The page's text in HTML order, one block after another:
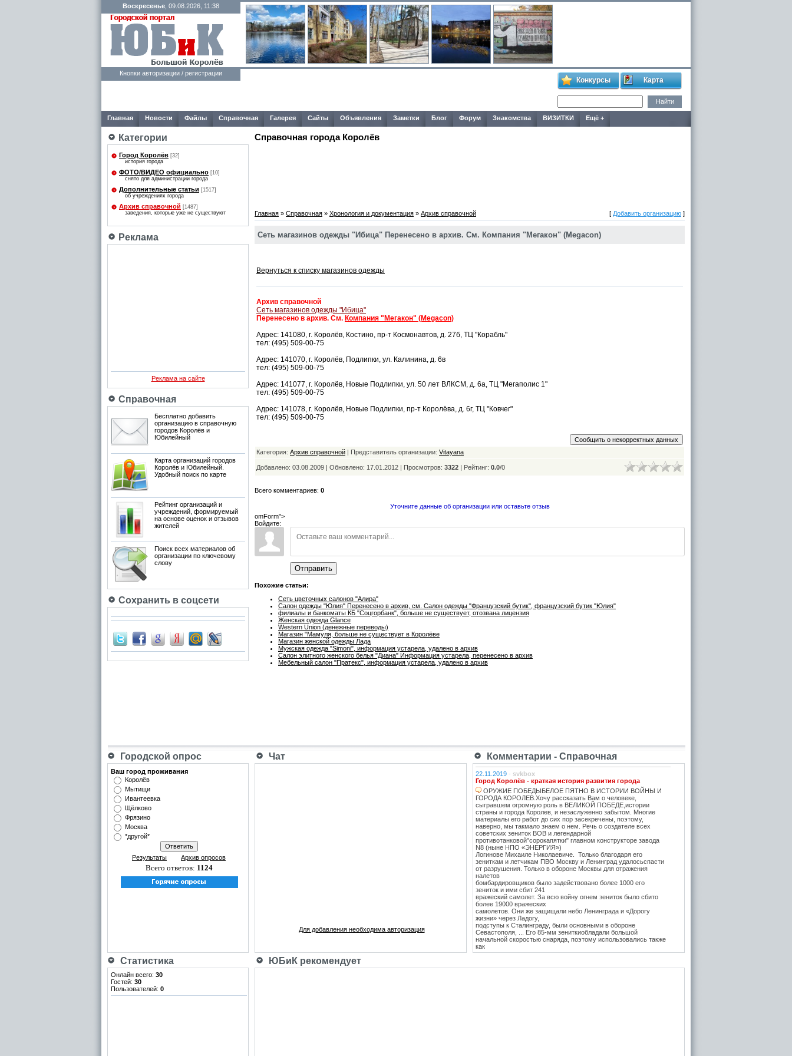
Воскресенье , 09.08.2026, 11:38
Кнопки авторизации / регистрации
Конкурсы Карта
Главная Новости Файлы Справочная Галерея Сайты Объявления Заметки Блог Форум Знакомства ВИЗИТКИ Ещё +
Категории
Город Королёв [32]
история города
ФОТО/ВИДЕО официально [10]
снято для администрации города
Дополнительные статьи [1517]
об учреждениях города
Архив справочной [1487]
заведения, которые уже не существуют
Реклама
Реклама на сайте
Справочная
Бесплатно добавить
организацию в справочную
городов Королёв и
Юбилейный
Карта организаций городов
Королёв и Юбилейный.
Удобный поиск по карте
Рейтинг организаций и
учреждений, формируемый
на основе оценок и отзывов
жителей
Поиск всех материалов об
организации по ключевому
слову
Сохранить в соцсети
Справочная города Королёв
Главная » Справочная » Хронология и документация » Архив справочной [ Добавить организацию ]
Сеть магазинов одежды "Ибица" Перенесено в архив. См. Компания "Мегакон" (Megacon)
Вернуться к списку магазинов одежды
Архив справочной
Сеть магазинов одежды "Ибица"
Перенесено в архив. См. Компания "Мегакон" (Megacon)
Адрес: 141080, г. Королёв, Костино, пр-т Космонавтов, д. 27б, ТЦ "Корабль"
тел: (495) 509-00-75
Адрес: 141070, г. Королёв, Подлипки, ул. Калинина, д. 6в
тел: (495) 509-00-75
Адрес: 141077, г. Королёв, Новые Подлипки, ул. 50 лет ВЛКСМ, д. 6а, ТЦ "Мегаполис 1"
тел: (495) 509-00-75
Адрес: 141078, г. Королёв, Новые Подлипки, пр-т Королёва, д. 6г, ТЦ "Ковчег"
тел: (495) 509-00-75
Категория: Архив справочной | Представитель организации: Vitayana
Добавлено: 03.08.2009 | Обновлено: 17.01.2012 | Просмотров: 3322 | Рейтинг: 0.0/0
Всего комментариев: 0
Уточните данные об организации или оставьте отзыв
omForm">
Войдите:
Отправить
Похожие статьи:
Сеть цветочных салонов "Алира"
Салон одежды "Юлия" Перенесено в архив, см. Салон одежды "Французский бутик", французский бутик "Юлия"
филиалы и банкоматы КБ "Соцгорбанк", больше не существует, отозвана лицензия
Женская одежда Glance
Western Union (денежные переводы)
Магазин "Мамуля, больше не существует в Королёве
Магазин женской одежды Лада
Мужская одежда "Simoni", информация устарела, удалено в архив
Салон элитного женского белья "Диана" Информация устарела, перенесено в архив
Мебельный салон "Пратекс", информация устарела, удалено в архив
Городской опрос Чат Комментарии - Справочная
Ваш город проживания
Королёв
Мытищи
Ивантеевка
Щёлково
Фрязино
Москва
*другой*
Результаты Архив опросов
Всего ответов: 1124
Для добавления необходима авторизация
22.11.2019 - svkbox
Город Королёв - краткая история развития города
ОРУЖИЕ ПОБЕДЫБЕЛОЕ ПЯТНО В ИСТОРИИ ВОЙНЫ И
ГОРОДА КОРОЛЕВ.Хочу рассказать Вам о человеке,
сыгравшем огромную роль в ВЕЛИКОЙ ПОБЕДЕ,истории
страны и города Королев, и незаслуженно забытом. Многие
материалы его работ до сих пор засекречены, поэтому,
наверно, мы такмало знаем о нем. Речь о создателе всех
советских зениток ВОВ и легендарной
противотанковой"сорокапятки" главном конструкторе завода
N8 (ныне НПО «ЭНЕРГИЯ»)
Логинове Михаиле Николаевиче. Только благодаря его
зениткам и летчикам ПВО Москву и Ленинград удалосьспасти
от разрушения. Только в обороне Москвы для отражения
налетов
бомбардировщиков было задействовано более 1000 его
зениток и ими сбит 241
вражеский самолет. За всю войну огнем зениток было сбито
более 19000 вражеских
самолетов. Они же защищали небо Ленинграда и «Дорогу
жизни» через Ладогу,
подступы к Сталинграду, были основными в обороне
Севастополя, ... Его 85-мм зениткиобладали большой
начальной скоростью снаряда, поэтому использовались также
как
противотанковые, на прямую наводку для борьбы с тяжёлыми
Пантера. С 1943 года после Курской битвы и испытательных
Статистика ЮБиК рекомендует
Онлайн всего: 30
Гостей: 30
Пользователей: 0